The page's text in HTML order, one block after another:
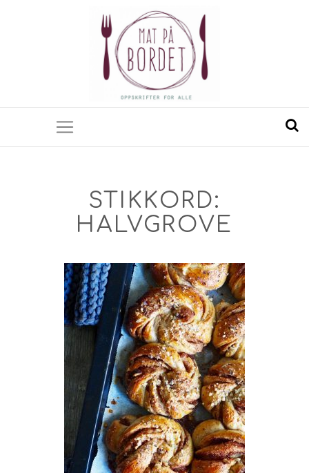
STIKKORD:
HALVGROVE